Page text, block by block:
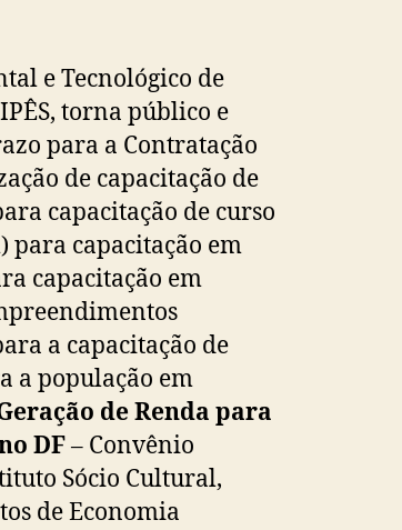
e Tecnológico de
torna público e
para a Contratação
de capacitação de
capacitação de curso
para capacitação em
capacitação em
a capacitação de
a população em
de Renda para
DF– Convênio
Sócio Cultural,
de Economia